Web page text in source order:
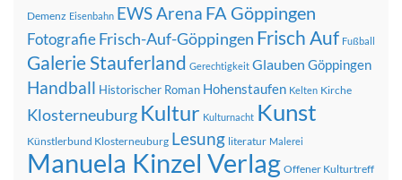
Demenz Eisenbahn EWS Arena FA Göppingen
FotografieFrisch-Auf-Göppingen Frisch Auf Fußball
Galerie Stauferland Gerechtigkeit Glauben Göppingen
Handball Historischer Roman Hohenstaufen Kelten Kirche
Klosterneuburg Kultur Kulturnacht Kunst
Künstlerbund Klosterneuburg Lesung literatur Malerei
Manuela Kinzel Verlag Offener Kulturtreff